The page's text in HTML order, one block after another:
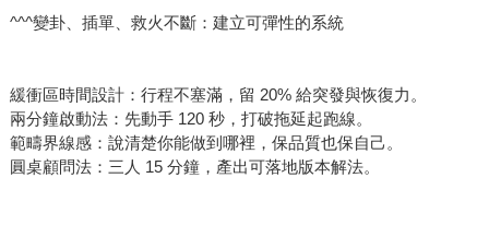
^^^變卦、插單、救火不斷：建立可彈性的系統
緩衝區時間設計：行程不塞滿，留 20% 給突發與恢復力。
兩分鐘啟動法：先動手 120 秒，打破拖延起跑線。
範疇界線感：說清楚你能做到哪裡，保品質也保自己。
圓桌顧問法：三人 15 分鐘，產出可落地版本解法。